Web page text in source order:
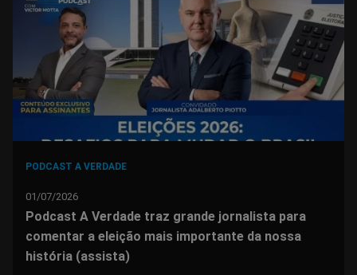
FacebookWhatsappTwitter MessengerTelegramGettr
PODCAST A VERDADE
01/07/2026
Podcast A Verdade traz grande jornalista para
comentar a eleição mais importante da nossa
história (assista)